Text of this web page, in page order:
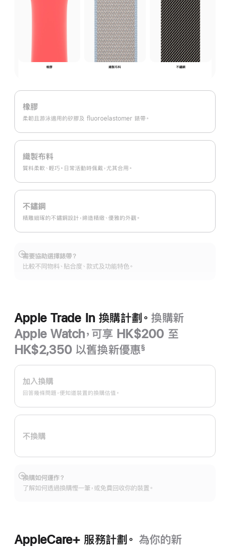
橡膠
柔韌且游泳適用的矽膠及 fluoroelastomer 錶帶。
織製布料
質料柔軟、輕巧。日常活動時佩戴，尤其合用。
不鏽鋼
精雕細琢的不鏽鋼設計，締造精緻、優雅的外觀。
需要協助選擇錶帶？
比較不同物料、貼合度、款式及功能特色。
顯
示
Apple Trade In 換購計劃。 換購新
Apple Watch，可享 HK$200 至
HK$2,350 以舊換新優惠
腳
§
Apple
Trade
換
購
劃。
加入換購
回答幾條問題，便知道裝置的換購估值。
不換購
換購如何運作？
了解如何透過換購慳一筆，或免費回收你的裝置。
顯
示
AppleCare+ 服務計劃。 為你的新